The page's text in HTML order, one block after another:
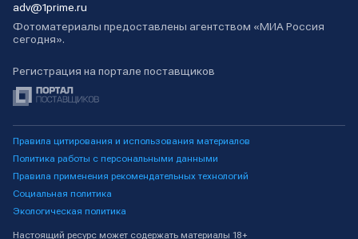
adv@1prime.ru
Фотоматериалы предоставлены агентством «МИА Россия
сегодня».
Регистрация на портале поставщиков
Правила цитирования и использования материалов
Политика работы с персональными данными
Правила применения рекомендательных технологий
Социальная политика
Экологическая политика
Настоящий ресурс может содержать материалы 18+